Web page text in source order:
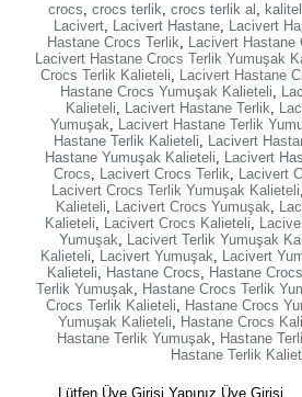
crocs, crocs terlik, crocs terlik al ,
Lacivert, Lacivert Hastane, Lacivert
Hastane Crocs Terlik, Lacivert Hastane
Lacivert Hastane Crocs Terlik Yumuşak
Crocs Terlik Kalieteli, Lacivert Hastane
Hastane Crocs Yumuşak Kalieteli,
Kalieteli, Lacivert Hastane Terlik,
Yumuşak, Lacivert Hastane Terlik
Hastane Terlik Kalieteli, Lacivert
Hastane Yumuşak Kalieteli, Lacivert
Crocs, Lacivert Crocs Terlik, Lacivert
Lacivert Crocs Terlik Yumuşak Kalieteli,
Kalieteli, Lacivert Crocs Yumuşak,
Kalieteli, Lacivert Crocs Kalieteli,
Yumuşak, Lacivert Terlik Yumuşak
Kalieteli, Lacivert Yumuşak, Lacivert
Kalieteli, Hastane Crocs, Hastane
Terlik Yumuşak, Hastane Crocs Terlik
Crocs Terlik Kalieteli, Hastane Crocs
Yumuşak Kalieteli, Hastane Crocs
Hastane Terlik Yumuşak, Hastane
Hastane Terlik
Lütfen Üye Girişi Yapınız Üye Girişi